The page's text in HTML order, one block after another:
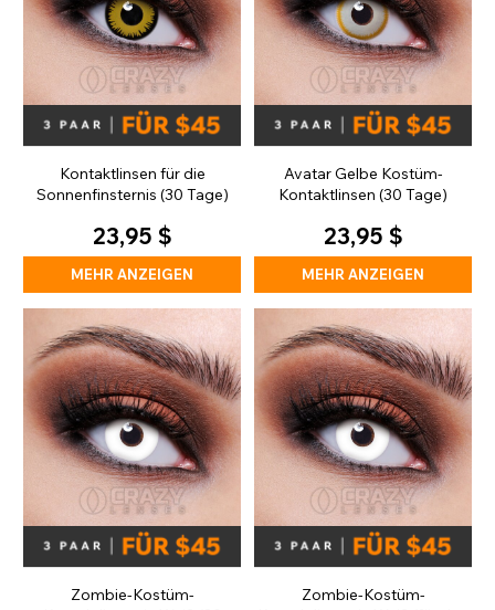
Kontaktlinsen für die
Sonnenfinsternis (30 Tage)
23,95 $
MEHR ANZEIGEN
Avatar Gelbe Kostüm-
Kontaktlinsen (30 Tage)
23,95 $
MEHR ANZEIGEN
Zombie-Kostüm-
Zombie-Kostüm-